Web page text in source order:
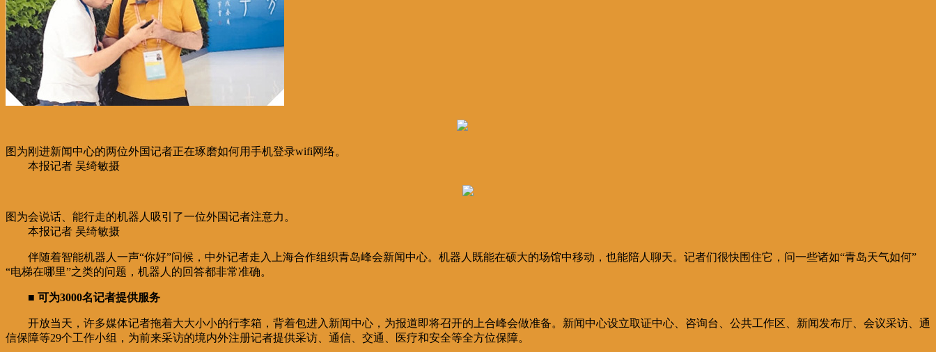
图为刚进新闻中心的两位外国记者正在琢磨如何用手机登录wifi网络。
本报记者 吴绮敏摄
图为会说话、能行走的机器人吸引了一位外国记者注意力。
本报记者 吴绮敏摄
伴随着智能机器人一声“你好”问候，中外记者走入上海合作组织青岛峰会新闻中心。机器人既能在硕大的场馆中移动，也能陪人聊天。记者们很快围住它，问一些诸如“青岛天气如何”
“电梯在哪里”之类的问题，机器人的回答都非常准确。
■ 可为3000名记者提供服务
开放当天，许多媒体记者拖着大大小小的行李箱，背着包进入新闻中心，为报道即将召开的上合峰会做准备。新闻中心设立取证中心、咨询台、公共工作区、新闻发布厅、会议采访、通
信保障等29个工作小组，为前来采访的境内外注册记者提供采访、通信、交通、医疗和安全等全方位保障。